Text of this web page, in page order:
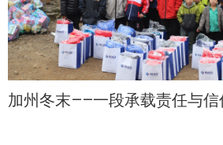
加州冬末——一段承载责任与信